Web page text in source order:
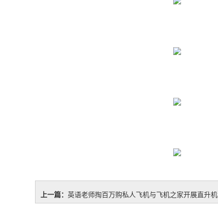
上一篇： 英语老师掏百万购私人飞机与飞机之家开展直升